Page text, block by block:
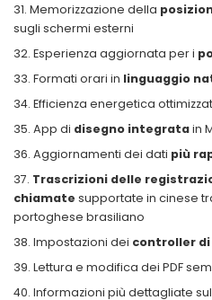
Memorizzazione della
sugli schermi esterni
Esperienza aggiornata per i
Formati orari in linguaggio
Efficienza energetica
App di disegno integratain
Aggiornamenti dei dati più
Trascrizioni delle
chiamate supportate in cinese
portoghese brasiliano
Impostazioni dei controller di
Lettura e modifica dei PDF
Informazioni più dettagliate